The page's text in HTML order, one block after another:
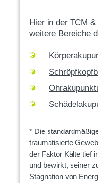
Hier in der TCM
weitere Bereiche
* Die
traumatisierte
der Faktor Kälte tief
und bewirkt, seiner
Stagnation von